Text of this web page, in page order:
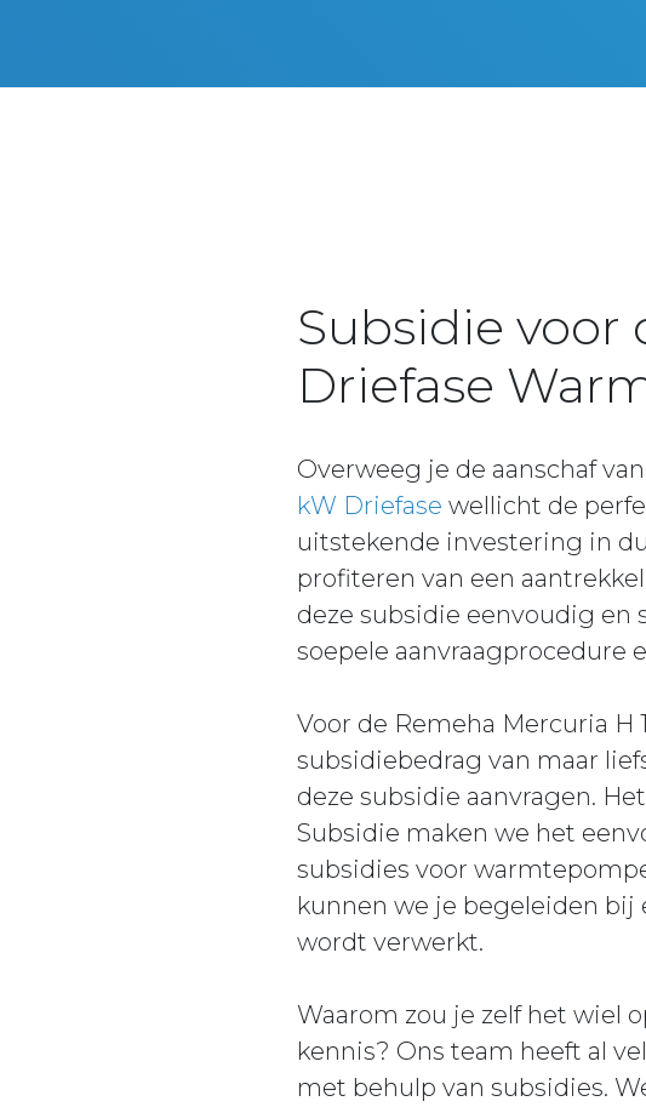
Subsidie voor
Driefase
Overweeg je de aanschaf
kW Driefase wellicht de
uitstekende investering in
profiteren van een
deze subsidie eenvoudig en
soepele aanvraagprocedure
Voor de Remeha Mercuria H
subsidiebedrag van maar
deze subsidie aanvragen.
Subsidie maken we het
subsidies voor
kunnen we je begeleiden bij
wordt verwerkt.
Waarom zou je zelf het wiel
kennis? Ons team heeft al
met behulp van subsidies.